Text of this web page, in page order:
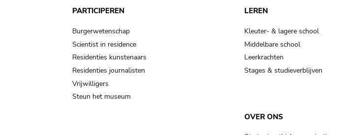
PARTICIPEREN
Burgerwetenschap
Scientist in residence
Residenties kunstenaars
Residenties journalisten
Vrijwilligers
Steun het museum
LEREN
Kleuter- & lagere school
Middelbare school
Leerkrachten
Stages & studieverblijven
OVER ONS